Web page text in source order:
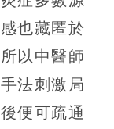
也藏匿於
以中醫師
法刺激局
便可疏通